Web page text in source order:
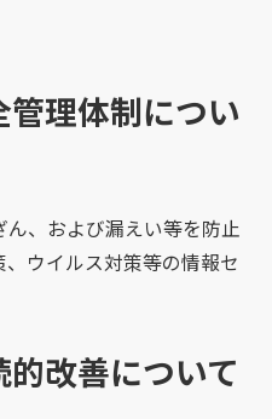
管理体制につい
、および漏えい等を防止
ウイルス対策等の情報セ
改善について